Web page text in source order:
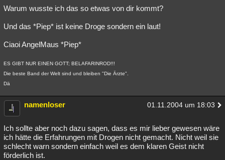
Warum wusste ich das so etwas von dir kommt?
Und das *Piep* ist keine Droge sondern ein laut!
Ciaoi AngelMaus *Piep*
ES GIBT NUR EINEN GOTT; BELAFARINROD!!!
Die beste Band der Welt sind und bleiben "Die Ärzte".
Dä
namenloser 01.11.2004 um 18:03
Ich sollte aber noch dazu sagen, dass es mir lieber gewesen wäre
ich hätte die Erfahrungen mit Drogen nicht gemacht. Nicht weil sie
schlecht warn sondern einfach weil es dem klaren Geist nicht
förderlich ist.